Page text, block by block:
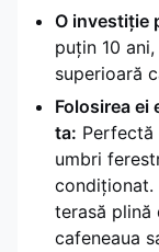
O investiție
puțin 10
superioară
Folosirea ei
ta: Perfectă
umbri
condiționat.
terasă plină
cafeneaua